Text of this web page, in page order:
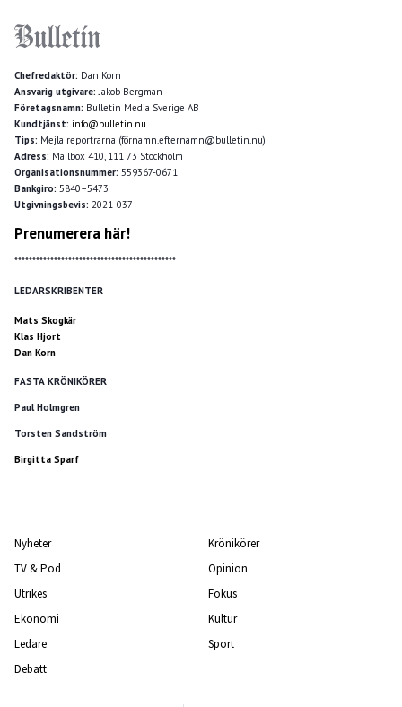
Chefredaktör: Dan Korn
Ansvarig utgivare:Jakob Bergman
Företagsnamn: Bulletin Media Sverige AB
Kundtjänst: info@bulletin.nu
Tips: Mejla reportrarna (förnamn.efternamn@bulletin.nu)
Adress: Mailbox 410, 111 73 Stockholm
Organisationsnummer: 559367-0671
Bankgiro: 5840–5473
Utgivningsbevis: 2021-037
Prenumerera här!
*********************************************
LEDARSKRIBENTER
Mats Skogkär
Klas Hjort
Dan Korn
FASTA KRÖNIKÖRER
Paul Holmgren
Torsten Sandström
Birgitta Sparf
Nyheter
TV & Pod
Utrikes
Ekonomi
Ledare
Debatt
Krönikörer
Opinion
Fokus
Kultur
Sport